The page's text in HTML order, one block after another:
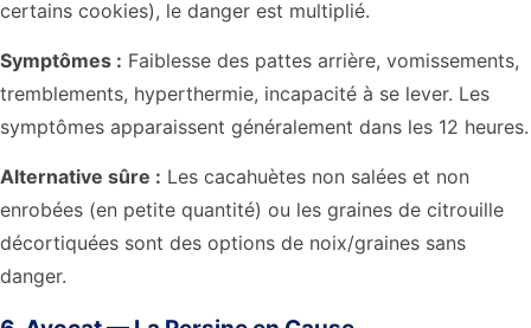
certains cookies), le danger est multiplié.
Symptômes : Faiblesse des pattes arrière, vomissements,
tremblements, hyperthermie, incapacité à se lever. Les
symptômes apparaissent généralement dans les 12 heures.
Alternative sûre : Les cacahuètes non salées et non
enrobées (en petite quantité) ou les graines de citrouille
décortiquées sont des options de noix/graines sans
danger.